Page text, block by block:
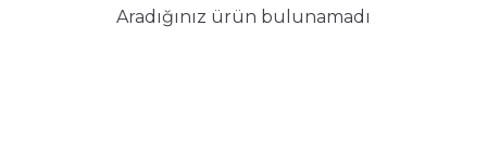
Aradığınız ürün bulunamadı